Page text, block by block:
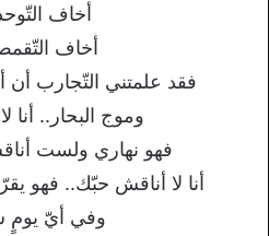
أخاف
أخاف
فقد علمتني التّجارب
وموج البحار.. أنا
فهو نهاري ولست
أنا لا أناقش حبّك.. فهو
وفي أيّ يومٍ